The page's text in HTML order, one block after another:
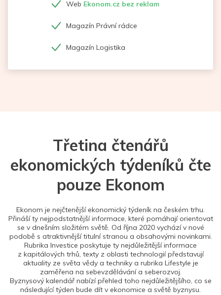
Web Ekonom.cz bez reklam
Magazín Právní rádce
Magazín Logistika
Třetina čtenářů
ekonomických týdeníků čte
pouze Ekonom
Ekonom je nejčtenější ekonomický týdeník na českém trhu.
Přináší ty nejpodstatnější informace, které pomáhají orientovat
se v dnešním složitém světě. Od října 2020 vychází v nové
podobě s atraktivnější titulní stranou a obsahovými novinkami.
Rubrika Investice poskytuje ty nejdůležitější informace
z kapitálových trhů, texty z oblasti technologií představují
aktuality ze světa vědy a techniky a rubrika Lifestyle je
zaměřena na sebevzdělávání a seberozvoj.
Byznysový kalendář nabízí přehled toho nejdůležitějšího, co se
následující týden bude dít v ekonomice a světě byznysu.